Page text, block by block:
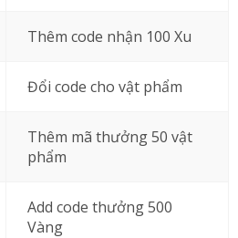
Thêm code nhận 100 Xu
Đổi code cho vật phẩm
Thêm mã thưởng 50 vật
phẩm
Add code thưởng 500
Vàng